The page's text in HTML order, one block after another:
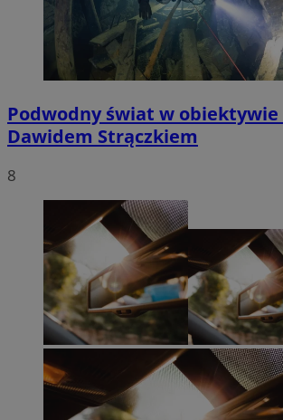
Podwodny świat w obiektywie
Dawidem Strączkiem
8